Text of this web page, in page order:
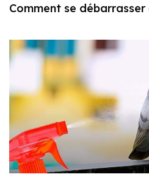
Comment se débarrasser